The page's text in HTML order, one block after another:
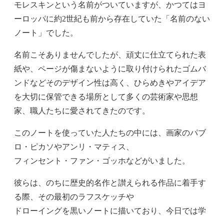
モレスキンという名前がついていますが、かつてはヨ
ーロッパに約2世紀も前から存在していた「名前のない
ノート」でした。
名前こそありませんでしたが、頑丈に仕立てられた表
紙や、ページが傷まないように取り付けられたゴムバ
ンドなどそのデザイン性は高く、ひらめきやアイデア
を大切に保管できる場所として多くの芸術家や思想
家、職人たちに愛されてきたのです。
このノートを使っていた人たちの中には、画家のパブ
ロ・ピカソやアンリ・マティス、
フィンセント・ファン・ゴッホなどがいました。
彼らは、のちに歴史的名作と讃えられる作品に着手す
る際、その最初のラフスケッチや
ドローイングを黒いノートに描いており、今日では学